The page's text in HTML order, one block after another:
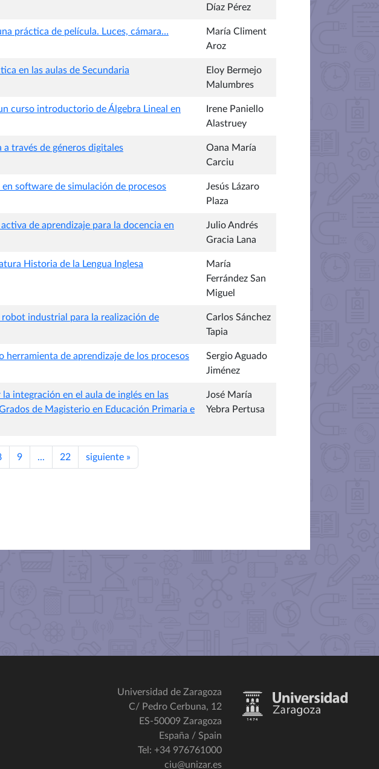
Díaz Pérez
práctica de película. Luces, cámara…
María Climent
Aroz
en las aulas de Secundaria
Eloy Bermejo
Malumbres
curso introductorio de Álgebra Lineal en
Irene Paniello
Alastruey
través de géneros digitales
Oana María
Carciu
software de simulación de procesos
Jesús Lázaro
Plaza
de aprendizaje para la docencia en
Julio Andrés
Gracia Lana
Historia de la Lengua Inglesa
María
Ferrández San
Miguel
industrial para la realización de
Carlos Sánchez
Tapia
de aprendizaje de los procesos
Sergio Aguado
Jiménez
integración en el aula de inglés en las
de Magisterio en Educación Primaria e
José María
Yebra Pertusa
9 ... 22 siguiente »
Universidad de Zaragoza
C/ Pedro Cerbuna, 12
ES-50009 Zaragoza
España / Spain
Tel: +34 976761000
ciu@unizar.es